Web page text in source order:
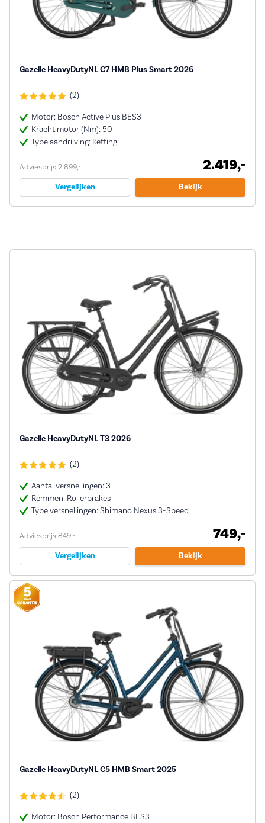
Gazelle HeavyDutyNL C7 HMB Plus Smart 2026
(2)
Motor: Bosch Active Plus BES3
Kracht motor (Nm): 50
Type aandrijving: Ketting
Adviesprijs 2.899,- 2.419,-
Vergelijken Bekijk
Gazelle HeavyDutyNL T3 2026
(2)
Aantal versnellingen: 3
Remmen: Rollerbrakes
Type versnellingen: Shimano Nexus 3-Speed
Adviesprijs 849,- 749,-
Vergelijken Bekijk
Gazelle HeavyDutyNL C5 HMB Smart 2025
(2)
Motor: Bosch Performance BES3